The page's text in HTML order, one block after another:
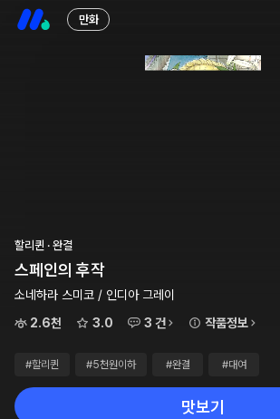
만화
할리퀸 · 완결
스페인의 후작
소네하라 스미코 / 인디아 그레이
2.6천
3.0 3 건 작품정보
#할리퀸 #5천원이하 #완결 #대여
맛보기